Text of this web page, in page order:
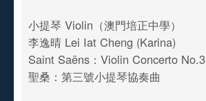
小提琴 Violin（澳門培正中學）
李逸晴 Lei Iat Cheng (Karina)
Saint Saëns：Violin Concerto No.3
聖桑：第三號小提琴協奏曲